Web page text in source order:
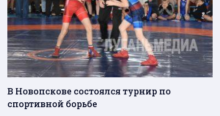
В Новопскове состоялся турнир по
спортивной борьбе